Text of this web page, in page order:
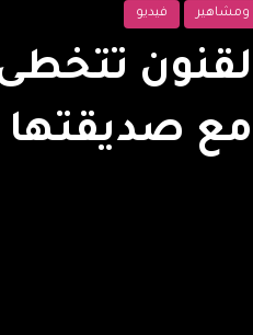
فيديو
مع صديقتها